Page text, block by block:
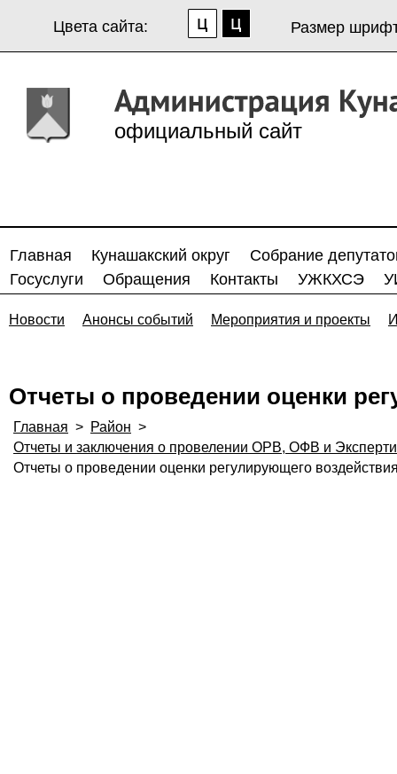
Цвета сайта: Размер
официальный сайт
Главная Кунашакский округ
Собрание
Госуслуги
Обращения Контакты УЖКХСЭ
Новости Анонсы событий Мероприятия и проекты
Отчеты о проведении оценки
Главная > Район >
Отчеты и заключения о провелении ОРВ, ОФВ и
Отчеты о проведении оценки регулирующего